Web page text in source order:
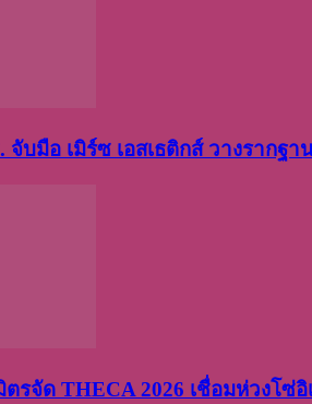
จับมือ เมิร์ซ เอสเธติกส์ วางราก
รจัด THECA 2026 เชื่อมห่วงโ